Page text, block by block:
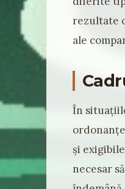
rezultate
ale
În
și
necesar